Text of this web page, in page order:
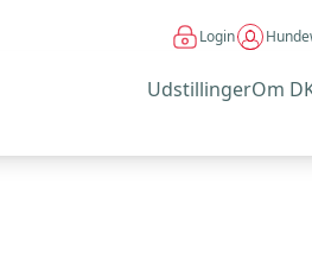
Login
UdstillingerOm